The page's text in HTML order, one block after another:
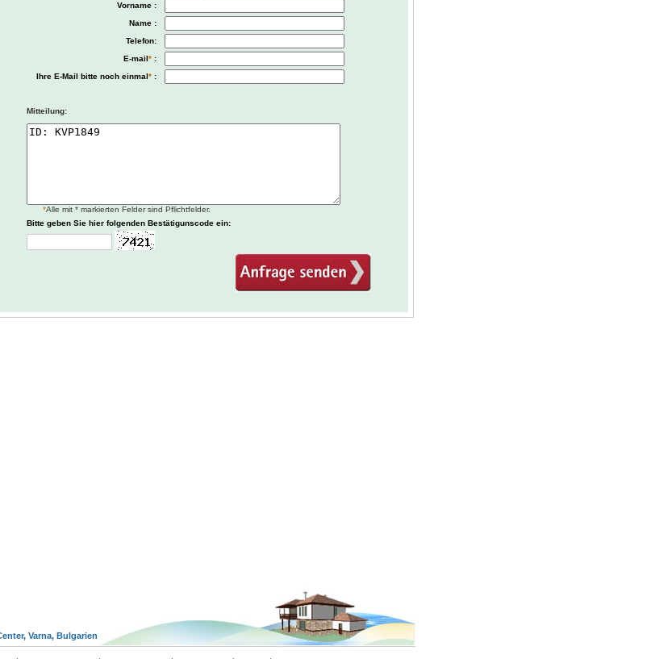
Vorname :
Name :
Telefon:
E-mail* :
Ihre E-Mail bitte noch einmal* :
Mitteilung:
*Alle mit * markierten Felder sind Pflichtfelder.
Bitte geben Sie hier folgenden Bestätigunscode ein:
Varna, Bulgarien